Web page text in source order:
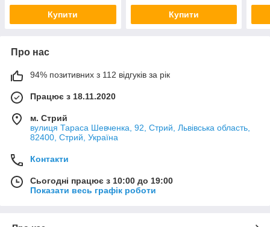
Купити Купити
Про нас
94% позитивних з 112 відгуків за рік
Працює з 18.11.2020
м. Стрий
вулиця Тараса Шевченка, 92, Стрий, Львівська область,
82400, Стрий, Україна
Контакти
Сьогодні працює з 10:00 до 19:00
Показати весь графік роботи